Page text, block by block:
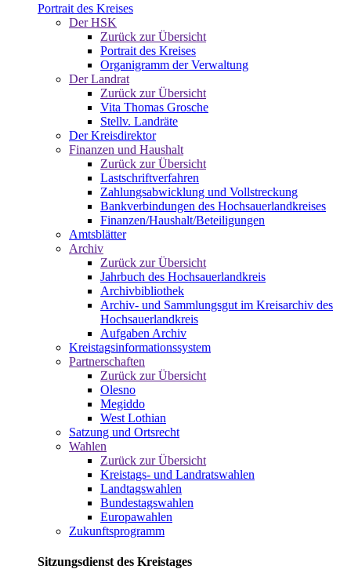
Portrait des Kreises
Der HSK
Zurück zur Übersicht
Portrait des Kreises
Organigramm der Verwaltung
Der Landrat
Zurück zur Übersicht
Vita Thomas Grosche
Stellv. Landräte
Der Kreisdirektor
Finanzen und Haushalt
Zurück zur Übersicht
Lastschriftverfahren
Zahlungsabwicklung und Vollstreckung
Bankverbindungen des Hochsauerlandkreises
Finanzen/Haushalt/Beteiligungen
Amtsblätter
Archiv
Zurück zur Übersicht
Jahrbuch des Hochsauerlandkreis
Archivbibliothek
Archiv- und Sammlungsgut im Kreisarchiv des
Hochsauerlandkreis
Aufgaben Archiv
Kreistagsinformationssystem
Partnerschaften
Zurück zur Übersicht
Olesno
Megiddo
West Lothian
Satzung und Ortsrecht
Wahlen
Zurück zur Übersicht
Kreistags- und Landratswahlen
Landtagswahlen
Bundestagswahlen
Europawahlen
Zukunftsprogramm
Sitzungsdienst des Kreistages